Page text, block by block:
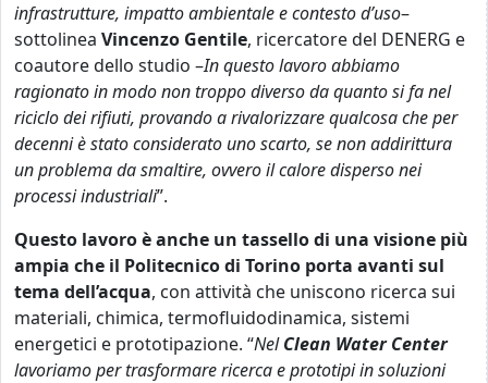
infrastrutture, impatto ambientale e contesto d’uso–
sottolinea Vincenzo Gentile, ricercatore del DENERG e
coautore dello studio –In questo lavoro abbiamo
ragionato in modo non troppo diverso da quanto si fa nel
riciclo dei rifiuti, provando a rivalorizzare qualcosa che per
decenni è stato considerato uno scarto, se non addirittura
un problema da smaltire, ovvero il calore disperso nei
processi industriali”.
Questo lavoro è anche un tassello di una visione più
ampia che il Politecnico di Torino porta avanti sul
tema dell’acqua, con attività che uniscono ricerca sui
materiali, chimica, termofluidodinamica, sistemi
energetici e prototipazione. “NelClean Water Center
lavoriamo per trasformare ricerca e prototipi in soluzioni